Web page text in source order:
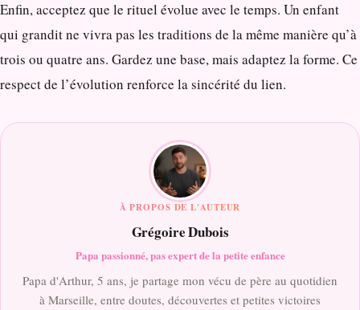
Enfin, acceptez que le rituel évolue avec le temps. Un enfant
qui grandit ne vivra pas les traditions de la même manière qu’à
trois ou quatre ans. Gardez une base, mais adaptez la forme. Ce
respect de l’évolution renforce la sincérité du lien.
À PROPOS DE L'AUTEUR
Grégoire Dubois
Papa passionné, pas expert de la petite enfance
Papa d'Arthur, 5 ans, je partage mon vécu de père au quotidien
à Marseille, entre doutes, découvertes et petites victoires